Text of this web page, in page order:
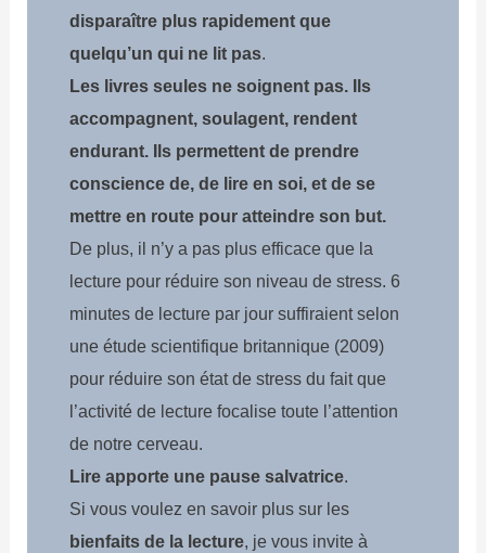
disparaître plus rapidement que
quelqu’un qui ne lit pas.
Les livres seules ne soignent pas. Ils
accompagnent, soulagent, rendent
endurant. Ils permettent de prendre
conscience de, de lire en soi, et de se
mettre en route pour atteindre son but.
De plus, il n’y a pas plus efficace que la
lecture pour réduire son niveau de stress. 6
minutes de lecture par jour suffiraient selon
une étude scientifique britannique (2009)
pour réduire son état de stress du fait que
l’activité de lecture focalise toute l’attention
de notre cerveau.
Lire apporte une pause salvatrice.
Si vous voulez en savoir plus sur les
bienfaits de la lecture, je vous invite à